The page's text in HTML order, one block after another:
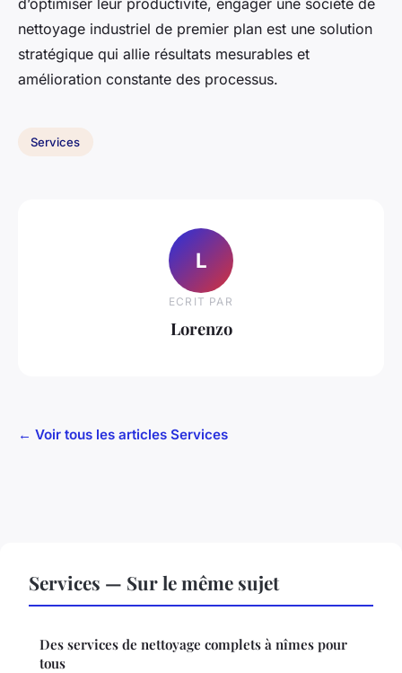
nettoyage industriel de premier plan est une solution
stratégique qui allie résultats mesurables et
amélioration constante des processus.
Services
L
ECRIT PAR
Lorenzo
← Voir tous les articles Services
Services — Sur le même sujet
Des services de nettoyage complets à nîmes pour
tous